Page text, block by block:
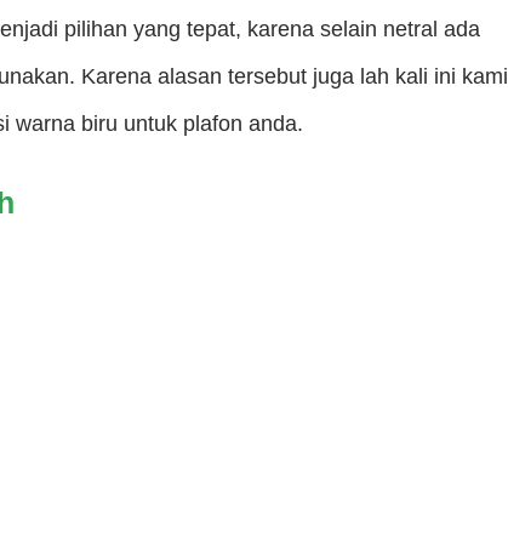
pilihan yang tepat, karena selain netral ada
Karena alasan tersebut juga lah kali ini kami
warna biru untuk plafon anda.